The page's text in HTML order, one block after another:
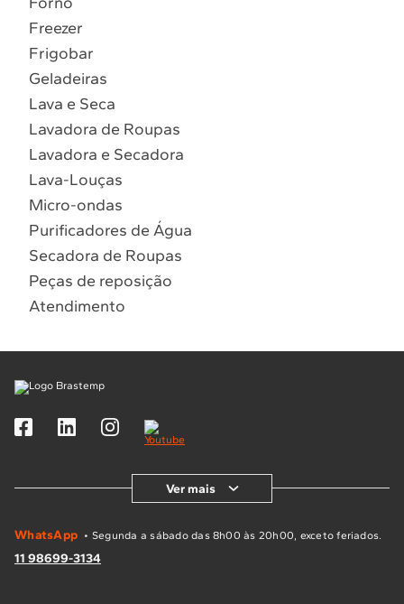
Localizar assistência técnica
Freezer
Frigobar
Geladeiras
Lava e Seca
Lavadora de Roupas
Lavadora e Secadora
Lava-Louças
Micro-ondas
Purificadores de Água
Secadora de Roupas
Peças de reposição
Atendimento
Ver mais
WhatsApp • Segunda a sábado das 8h00 às 20h00, exceto feriados.
11 98699-3134